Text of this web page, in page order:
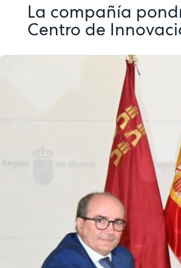
La compañía
Centro de